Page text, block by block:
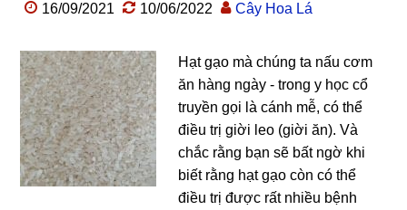
16/09/2021 10/06/2022 Cây Hoa Lá
Hạt gạo mà chúng ta nấu cơm
ăn hàng ngày - trong y học cổ
truyền gọi là cánh mễ, có thể
điều trị giời leo (giời ăn). Và
chắc rằng bạn sẽ bất ngờ khi
biết rằng hạt gạo còn có thể
điều trị được rất nhiều bệnh